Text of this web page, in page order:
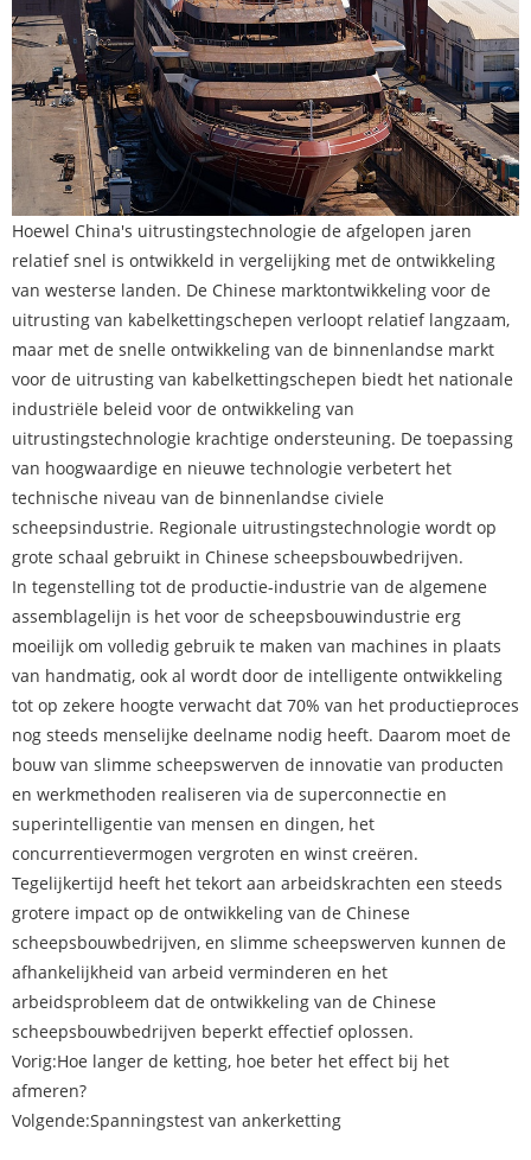
Hoewel China's uitrustingstechnologie de afgelopen jaren
relatief snel is ontwikkeld in vergelijking met de ontwikkeling
van westerse landen. De Chinese marktontwikkeling voor de
uitrusting van kabelkettingschepen verloopt relatief langzaam,
maar met de snelle ontwikkeling van de binnenlandse markt
voor de uitrusting van kabelkettingschepen biedt het nationale
industriële beleid voor de ontwikkeling van
uitrustingstechnologie krachtige ondersteuning. De toepassing
van hoogwaardige en nieuwe technologie verbetert het
technische niveau van de binnenlandse civiele
scheepsindustrie. Regionale uitrustingstechnologie wordt op
grote schaal gebruikt in Chinese scheepsbouwbedrijven.
In tegenstelling tot de productie-industrie van de algemene
assemblagelijn is het voor de scheepsbouwindustrie erg
moeilijk om volledig gebruik te maken van machines in plaats
van handmatig, ook al wordt door de intelligente ontwikkeling
tot op zekere hoogte verwacht dat 70% van het productieproces
nog steeds menselijke deelname nodig heeft. Daarom moet de
bouw van slimme scheepswerven de innovatie van producten
en werkmethoden realiseren via de superconnectie en
superintelligentie van mensen en dingen, het
concurrentievermogen vergroten en winst creëren.
Tegelijkertijd heeft het tekort aan arbeidskrachten een steeds
grotere impact op de ontwikkeling van de Chinese
scheepsbouwbedrijven, en slimme scheepswerven kunnen de
afhankelijkheid van arbeid verminderen en het
arbeidsprobleem dat de ontwikkeling van de Chinese
scheepsbouwbedrijven beperkt effectief oplossen.
Vorig:Hoe langer de ketting, hoe beter het effect bij het
afmeren?
Volgende:Spanningstest van ankerketting